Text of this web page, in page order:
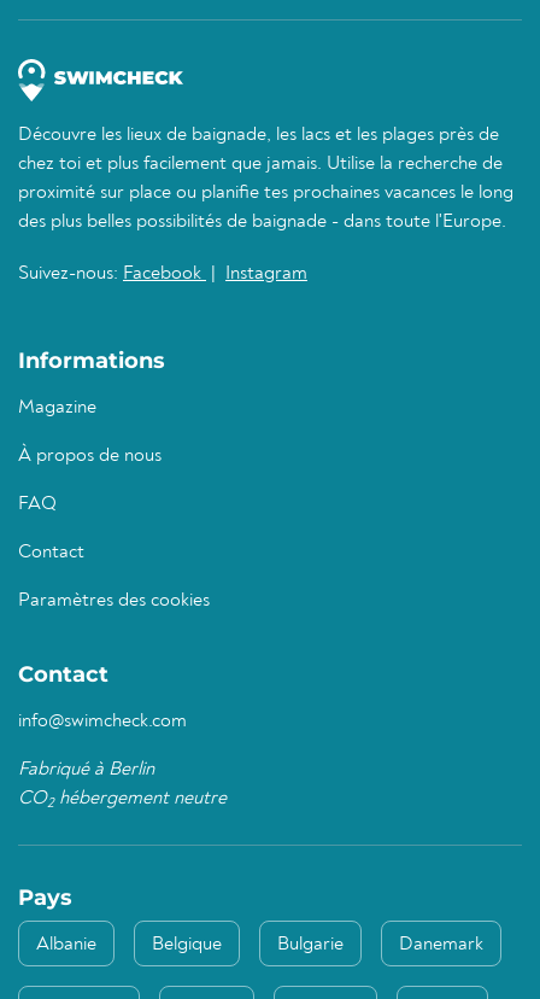
Découvre les lieux de baignade, les lacs et les plages près de
chez toi et plus facilement que jamais. Utilise la recherche de
proximité sur place ou planifie tes prochaines vacances le long
des plus belles possibilités de baignade - dans toute l'Europe.
Suivez-nous: Facebook Instagram
Informations
Magazine
À propos de nous
FAQ
Contact
Paramètres des cookies
Contact
info@swimcheck.com
Fabriqué à Berlin
CO2hébergement neutre
Pays
Albanie Belgique Bulgarie Danemark